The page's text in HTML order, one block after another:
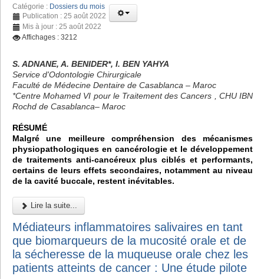
Catégorie : Dossiers du mois
Publication : 25 août 2022
Mis à jour : 25 août 2022
Affichages : 3212
S. ADNANE, A. BENIDER*, I. BEN YAHYA
Service d'Odontologie Chirurgicale
Faculté de Médecine Dentaire de Casablanca – Maroc
*Centre Mohamed VI pour le Traitement des Cancers , CHU IBN
Rochd de Casablanca– Maroc
RÉSUMÉ
Malgré une meilleure compréhension des mécanismes
physiopathologiques en cancérologie et le développement
de traitements anti-cancéreux plus ciblés et performants,
certains de leurs effets secondaires, notamment au niveau
de la cavité buccale, restent inévitables.
Lire la suite...
Médiateurs inflammatoires salivaires en tant
que biomarqueurs de la mucosité orale et de
la sécheresse de la muqueuse orale chez les
patients atteints de cancer : Une étude pilote